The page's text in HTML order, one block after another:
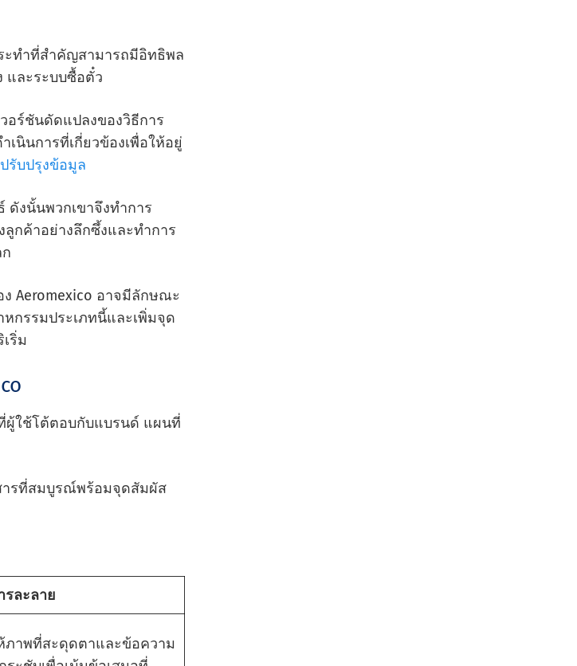
ะทําที่สําคัญสามารถมีอิทธิพล
และระบบซื้อตั๋ว
วอร์ชันดัดแปลงของวิธีการ
นินการที่เกี่ยวข้องเพื่อให้อยู่
รับปรุงข้อมูล
ดังนั้นพวกเขาจึงทําการ
ลูกค้าอย่างลึกซึ้งและทําการ
Aeromexico อาจมีลักษณะ
กรรมประเภทนี้และเพิ่มจุด
ริ่ม
ผู้ใช้โต้ตอบกับแบรนด์ แผนที่
ารที่สมบูรณ์พร้อมจุดสัมผัส
รละลาย
ภาพที่สะดุดตาและข้อความ